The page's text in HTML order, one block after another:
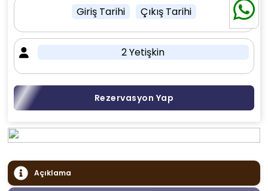
Giriş Tarihi Çıkış Tarihi
2 Yetişkin
Rezervasyon Yap
Açıklama